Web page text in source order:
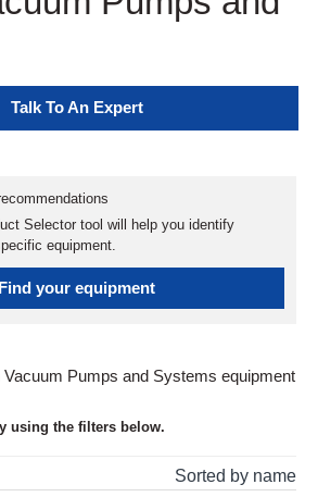
Talk To An Expert
Selector tool will help you identify
equipment.
Find your equipment
Vacuum Pumps and Systems equipment
using the filters below.
Sorted by name